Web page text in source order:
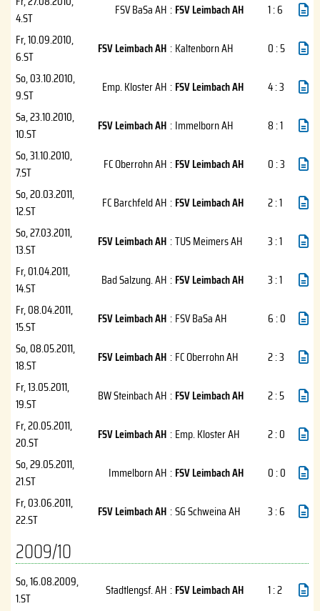
4.ST
FSV BaSa AH : FSV Leimbach AH
1 : 6
Fr, 10.09.2010,
6.ST
FSV Leimbach AH : Kaltenborn AH
0 : 5
So, 03.10.2010,
9.ST
Emp. Kloster AH : FSV Leimbach AH
4 : 3
Sa, 23.10.2010,
10.ST
FSV Leimbach AH : Immelborn AH
8 : 1
So, 31.10.2010,
7.ST
FC Oberrohn AH : FSV Leimbach AH
0 : 3
So, 20.03.2011,
12.ST
FC Barchfeld AH : FSV Leimbach AH
2 : 1
So, 27.03.2011,
13.ST
FSV Leimbach AH :TUS Meimers AH
3 : 1
Fr, 01.04.2011,
14.ST
Bad Salzung. AH : FSV Leimbach AH
3 : 1
Fr, 08.04.2011,
15.ST
FSV Leimbach AH : FSV BaSa AH
6 : 0
So, 08.05.2011,
18.ST
FSV Leimbach AH : FC Oberrohn AH
2 : 3
Fr, 13.05.2011,
19.ST
BW Steinbach AH : FSV Leimbach AH
2 : 5
Fr, 20.05.2011,
20.ST
FSV Leimbach AH : Emp. Kloster AH
2 : 0
So, 29.05.2011,
21.ST
Immelborn AH : FSV Leimbach AH
0 : 0
Fr, 03.06.2011,
22.ST
FSV Leimbach AH :SG Schweina AH 3 : 6
2009/10
So, 16.08.2009,
1.ST
Stadtlengsf. AH : FSV Leimbach AH
1 : 2